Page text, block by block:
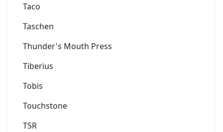
Taco
Taschen
Thunder's Mouth Press
Tiberius
Tobis
Touchstone
TSR